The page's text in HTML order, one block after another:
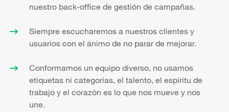
nuestro back-office de gestión de campañas.
Siempre escucharemos a nuestros clientes y
usuarios con el ánimo de no parar de mejorar.
Conformamos un equipo diverso, no usamos
etiquetas ni categorías, el talento, el espíritu de
trabajo y el corazón es lo que nos mueve y nos
une.